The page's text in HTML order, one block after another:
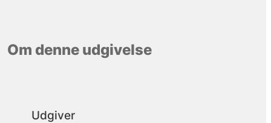
Om denne udgivelse
Udgiver